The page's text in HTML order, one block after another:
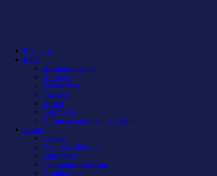
Новости
Клуб
Администрация
История
Документы
Закупки
Арена
Контакты
Правила поведения на арене
Сокол
Состав
Тренерский штаб
Календарь
Турнирная таблица
Атрибутика